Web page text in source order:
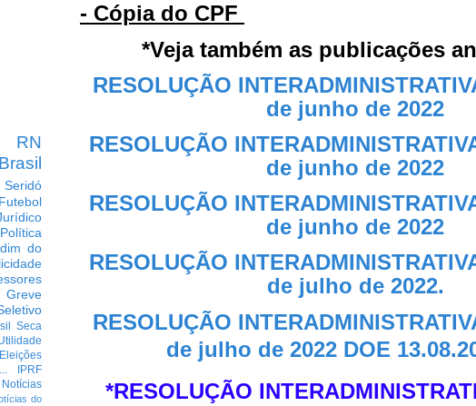
- Cópia do CPF
*Veja também as publicações
RESOLUÇÃO
de junho de 2022
RESOLUÇÃO
de junho de 2022
RESOLUÇÃO
de junho de 2022
RESOLUÇÃO
de julho de 2022.
RESOLUÇÃO
de julho de 2022 DOE
*RESOLUÇÃO
RN
Brasil
Seridó
Política
do
Greve
Seca
IPRF
Notícias
do